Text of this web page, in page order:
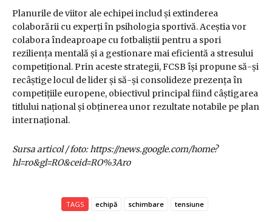
Planurile de viitor ale echipei includ și extinderea
colaborării cu experți în psihologia sportivă. Aceștia vor
colabora îndeaproape cu fotbaliștii pentru a spori
reziliența mentală și a gestionare mai eficientă a stresului
competițional. Prin aceste strategii, FCSB își propune să-și
recâștige locul de lider și să-și consolideze prezența în
competițiile europene, obiectivul principal fiind câștigarea
titlului național și obținerea unor rezultate notabile pe plan
internațional.
Sursa articol / foto: https://news.google.com/home?
hl=ro&gl=RO&ceid=RO%3Aro
TAGS echipă schimbare tensiune